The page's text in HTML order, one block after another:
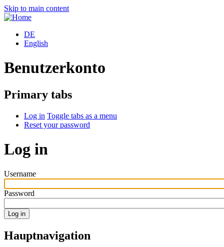
Skip to main content
DE
English
Benutzerkonto
Primary tabs
Log in Toggle tabs as a menu
Reset your password
Log in
Username
Password
Hauptnavigation